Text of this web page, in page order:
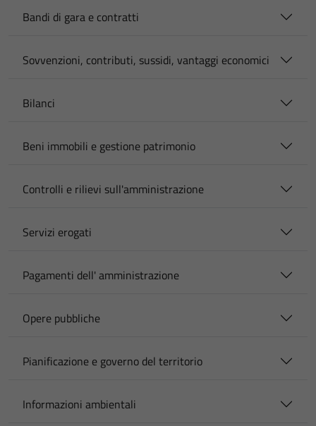
Bandi di gara e contratti
Sovvenzioni, contributi, sussidi, vantaggi economici
Bilanci
Beni immobili e gestione patrimonio
Controlli e rilievi sull'amministrazione
Servizi erogati
Pagamenti dell' amministrazione
Opere pubbliche
Pianificazione e governo del territorio
Informazioni ambientali